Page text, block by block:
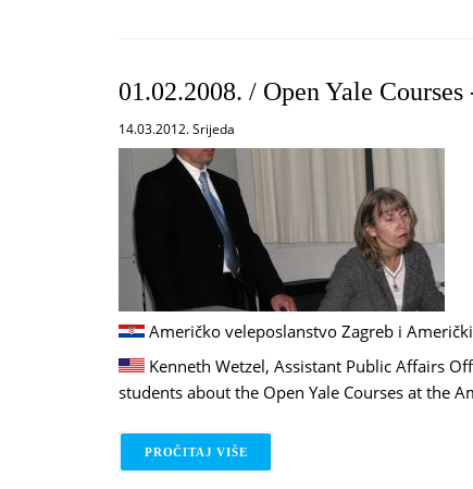
01.02.2008. / Open Yale
14.03.2012. Srijeda
Američko veleposlanstvo Zagreb i
Kenneth Wetzel, Assistant Public Affairs
students about the Open Yale Courses at the
PROČITAJ VIŠE